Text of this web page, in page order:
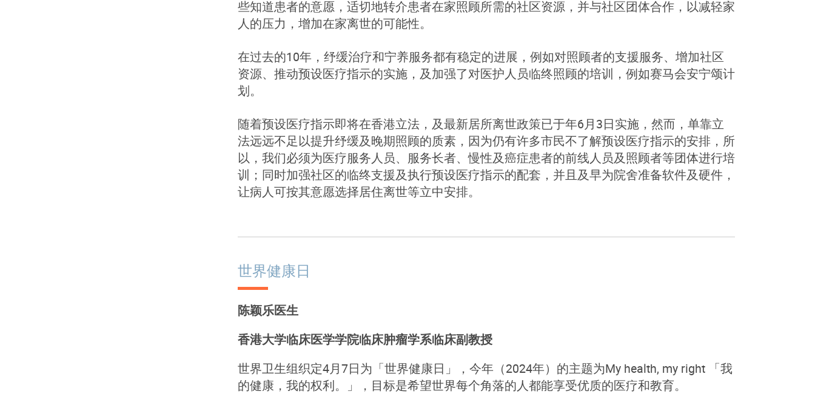
些知道患者的意愿，适切地转介患者在家照顾所需的社区资源，并与社区团体合作，以减轻家
人的压力，增加在家离世的可能性。
在过去的10年，纾缓治疗和宁养服务都有稳定的进展，例如对照顾者的支援服务、增加社区
资源、推动预设医疗指示的实施，及加强了对医护人员临终照顾的培训，例如赛马会安宁颂计
划。
随着预设医疗指示即将在香港立法，及最新居所离世政策已于年6月3日实施，然而，单靠立
法远远不足以提升纾缓及晚期照顾的质素，因为仍有许多市民不了解预设医疗指示的安排，所
以，我们必须为医疗服务人员、服务长者、慢性及癌症患者的前线人员及照顾者等团体进行培
训；同时加强社区的临终支援及执行预设医疗指示的配套，并且及早为院舍准备软件及硬件，
让病人可按其意愿选择居住离世等立中安排。
世界健康日
陈颖乐医生
香港大学临床医学学院临床肿瘤学系临床副教授
世界卫生组织定4月7日为「世界健康日」，今年（2024年）的主题为My health, my right 「我
的健康，我的权利。」，目标是希望世界每个角落的人都能享受优质的医疗和教育。